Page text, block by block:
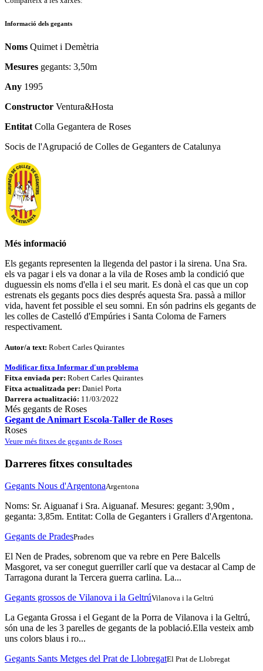
Informació dels gegants
Noms Quimet i Demètria
Mesures gegants: 3,50m
Any 1995
Constructor Ventura&Hosta
Entitat Colla Gegantera de Roses
Socis de l'Agrupació de Colles de Geganters de Catalunya
Més informació
Els gegants representen la llegenda del pastor i la sirena. Una Sra.
els va pagar i els va donar a la vila de Roses amb la condició que
duguessin els noms d'ella i el seu marit. Es donà el cas que un cop
estrenats els gegants pocs dies després aquesta Sra. passà a millor
vida, havent fet possible el seu somni. En són padrins els gegants de
les colles de Castelló d'Empúries i Santa Coloma de Farners
respectivament.
Autor/a text: Robert Carles Quirantes
Modificar fitxa Informar d'un problema
Fitxa enviada per: Robert Carles Quirantes
Fitxa actualitzada per: Daniel Porta
Darrera actualització: 11/03/2022
Més gegants de Roses
Gegant de Animart Escola-Taller de Roses
Roses
Veure més fitxes de gegants de Roses
Darreres fitxes consultades
Gegants Nous d'ArgentonaArgentona
Noms: Sr. Aiguanaf i Sra. Aiguanaf. Mesures: gegant: 3,90m ,
geganta: 3,85m. Entitat: Colla de Geganters i Grallers d'Argentona.
Gegants de PradesPrades
El Nen de Prades, sobrenom que va rebre en Pere Balcells
Masgoret, va ser conegut guerriller carlí que va destacar al Camp de
Tarragona durant la Tercera guerra carlina. La...
Gegants grossos de Vilanova i la GeltrúVilanova i la Geltrú
La Geganta Grossa i el Gegant de la Porra de Vilanova i la Geltrú,
són una de les 3 parelles de gegants de la població.Ella vesteix amb
uns colors blaus i ro...
Gegants Sants Metges del Prat de LlobregatEl Prat de Llobregat